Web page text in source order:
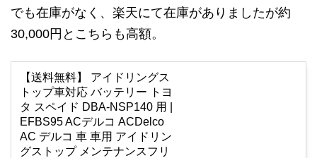
でも在庫がなく、楽天にて在庫がありましたが約
30,000円とこちらも高額。
【送料無料】 アイドリングス
トップ車対応 バッテリー トヨ
タ スペイド DBA-NSP140 用 |
EFBS95 ACデルコ ACDelco
AC デルコ 車 車用 アイドリン
グストップ メンテナンスフリ